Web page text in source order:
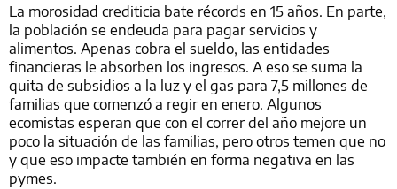
La morosidad crediticia bate récords en 15 años. En parte,
la población se endeuda para pagar servicios y
alimentos. Apenas cobra el sueldo, las entidades
financieras le absorben los ingresos. A eso se suma la
quita de subsidios a la luz y el gas para 7,5 millones de
familias que comenzó a regir en enero. Algunos
ecomistas esperan que con el correr del año mejore un
poco la situación de las familias, pero otros temen que no
y que eso impacte también en forma negativa en las
pymes.